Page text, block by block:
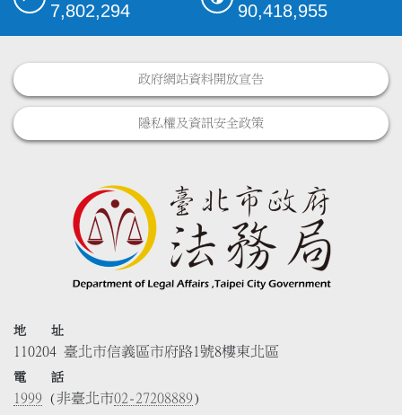
7,802,294 90,418,955
政府網站資料開放宣告
隱私權及資訊安全政策
地 址
110204 臺北市信義區市府路1號8樓東北區
電 話
1999 (非臺北市02-27208889)